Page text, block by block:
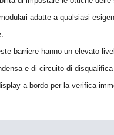
adatte a qualsiasi
barriere hanno un elevato
e di circuito di
a bordo per la verifica